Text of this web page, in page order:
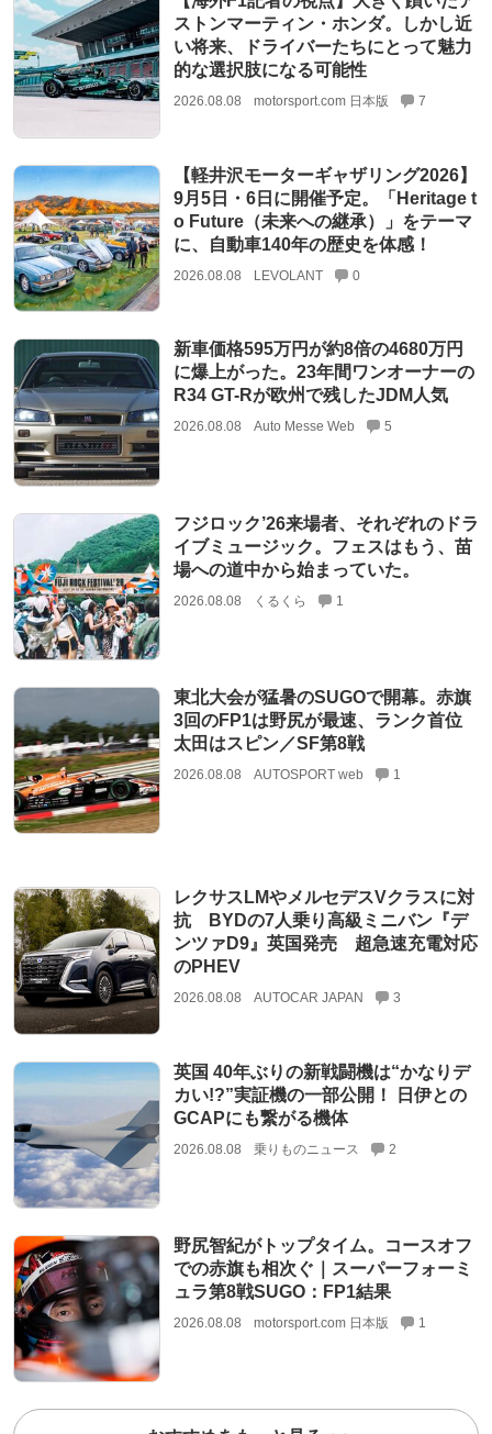
ストンマーティン・ホンダ。しかし近
い将来、ドライバーたちにとって魅力
的な選択肢になる可能性
2026.08.08 motorsport.com 日本版 7
【軽井沢モーターギャザリング2026】
9月5日・6日に開催予定。「Heritage t
o Future（未来への継承）」をテーマ
に、自動車140年の歴史を体感！
2026.08.08 LEVOLANT 0
新車価格595万円が約8倍の4680万円
に爆上がった。23年間ワンオーナーの
R34 GT-Rが欧州で残したJDM人気
2026.08.08 Auto Messe Web 5
フジロック’26来場者、それぞれのドラ
イブミュージック。フェスはもう、苗
場への道中から始まっていた。
2026.08.08 くるくら 1
東北大会が猛暑のSUGOで開幕。赤旗
3回のFP1は野尻が最速、ランク首位
太田はスピン／SF第8戦
2026.08.08 AUTOSPORT web 1
レクサスLMやメルセデスVクラスに対
抗 BYDの7人乗り高級ミニバン『デ
ンツァD9』英国発売 超急速充電対応
のPHEV
2026.08.08 AUTOCAR JAPAN 3
英国 40年ぶりの新戦闘機は“かなりデ
カい!?”実証機の一部公開！ 日伊との
GCAPにも繋がる機体
2026.08.08 乗りものニュース 2
野尻智紀がトップタイム。コースオフ
での赤旗も相次ぐ｜スーパーフォーミ
ュラ第8戦SUGO：FP1結果
2026.08.08 motorsport.com 日本版 1